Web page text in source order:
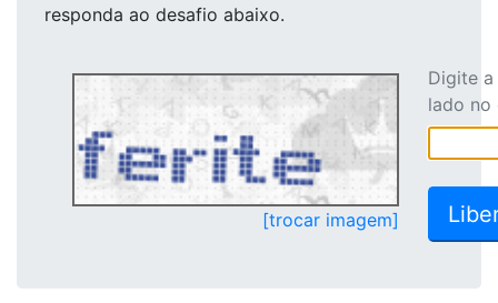
responda ao desafio abaixo.
[trocar imagem]
Digite
lado no